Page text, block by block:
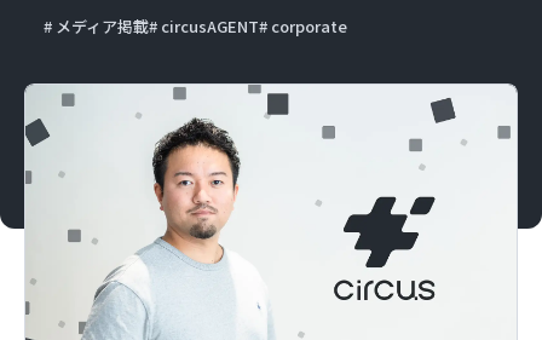
メディア掲載 circusAGENT corporate